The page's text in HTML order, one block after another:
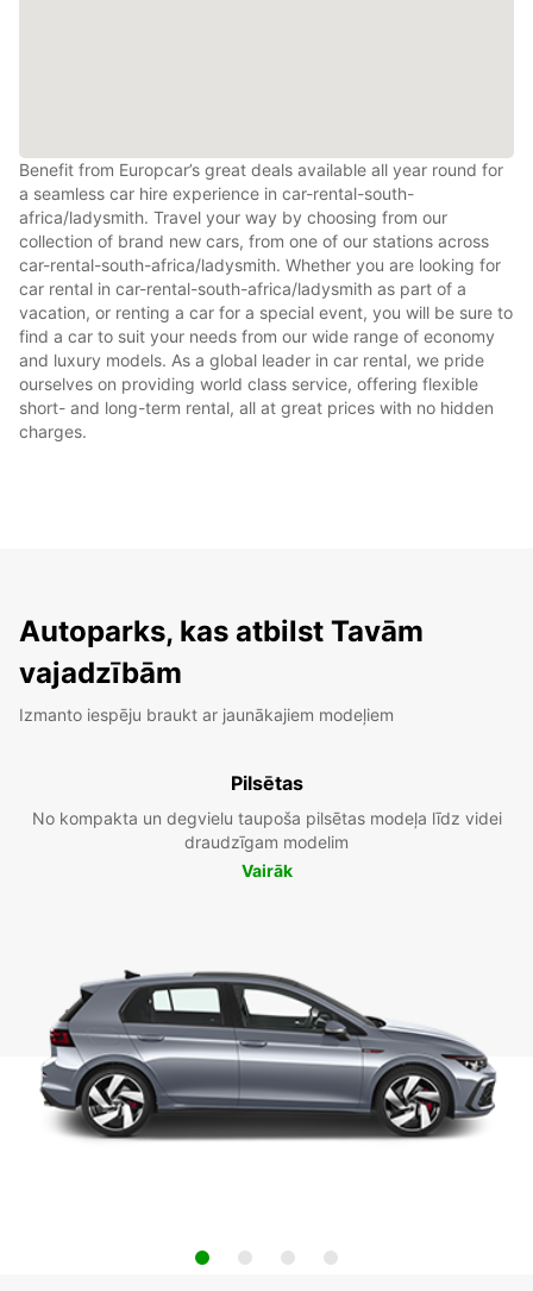
Benefit from Europcar’s great deals available all year round for
a seamless car hire experience in car-rental-south-
africa/ladysmith. Travel your way by choosing from our
collection of brand new cars, from one of our stations across
car-rental-south-africa/ladysmith. Whether you are looking for
car rental in car-rental-south-africa/ladysmith as part of a
vacation, or renting a car for a special event, you will be sure to
find a car to suit your needs from our wide range of economy
and luxury models. As a global leader in car rental, we pride
ourselves on providing world class service, offering flexible
short- and long-term rental, all at great prices with no hidden
charges.
Autoparks, kas atbilst Tavām
vajadzībām
Izmanto iespēju braukt ar jaunākajiem modeļiem
Pilsētas
No kompakta un degvielu taupoša pilsētas modeļa līdz videi
draudzīgam modelim
Vairāk